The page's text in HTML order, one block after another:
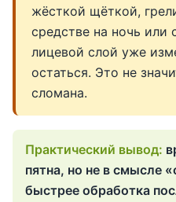
жёсткой щёткой,
средстве на ночь
лицевой слой уже
остаться. Это не
сломана.
пятна, но не в смысле
быстрее обработка